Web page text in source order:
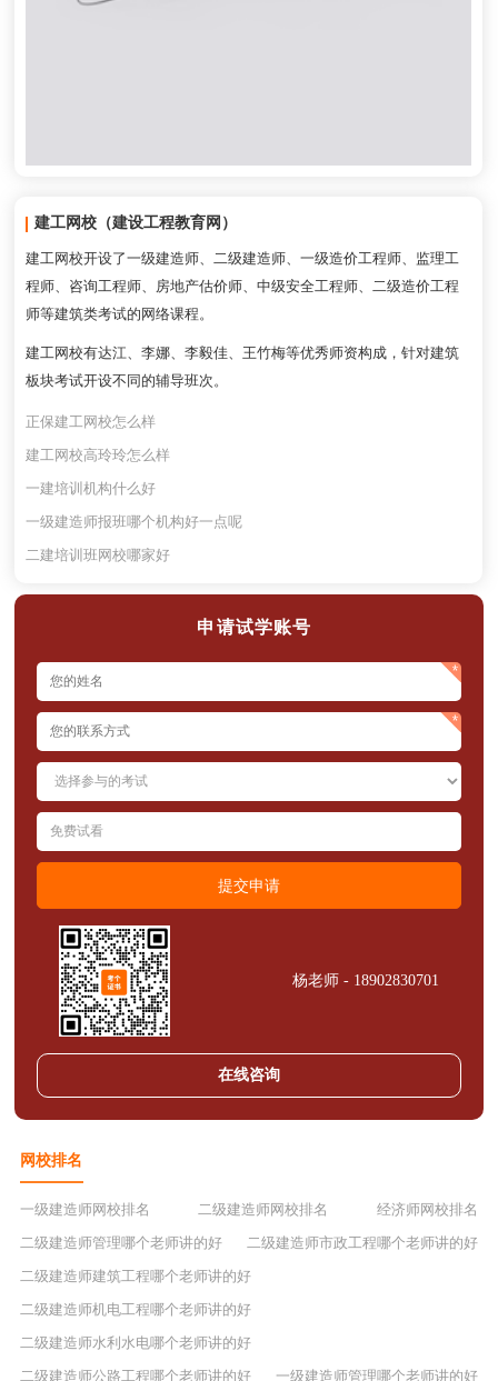
建工网校（建设工程教育网）
建工网校开设了一级建造师、二级建造师、一级造价工程师、监理工
程师、咨询工程师、房地产估价师、中级安全工程师、二级造价工程
师等建筑类考试的网络课程。
建工网校有达江、李娜、李毅佳、王竹梅等优秀师资构成，针对建筑
板块考试开设不同的辅导班次。
正保建工网校怎么样
建工网校高玲玲怎么样
一建培训机构什么好
一级建造师报班哪个机构好一点呢
二建培训班网校哪家好
申请试学账号
杨老师 - 18902830701
在线咨询
网校排名
一级建造师网校排名 二级建造师网校排名
经济师网校排名
二级建造师管理哪个老师讲的好
二级建造师市政工程哪个老师讲的好
二级建造师建筑工程哪个老师讲的好
二级建造师机电工程哪个老师讲的好
二级建造师水利水电哪个老师讲的好
二级建造师公路工程哪个老师讲的好
一级建造师管理哪个老师讲的好